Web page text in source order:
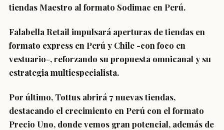
tiendas Maestro al formato Sodimac en Perú.
Falabella Retail impulsará aperturas de tiendas en
formato express en Perú y Chile -con foco en
vestuario-, reforzando su propuesta omnicanal y su
estrategia multiespecialista.
Por último, Tottus abrirá 7 nuevas tiendas,
destacando el crecimiento en Perú con el formato
Precio Uno, donde vemos gran potencial, además de